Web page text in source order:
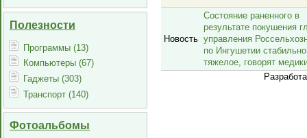
Полезности
Программы (13)
Компьютеры (67)
Гаджеты (303)
Транспорт (140)
Фотоальбомы
Новость
Состояние раненного в
результате покушения
управления
по Ингушетии стабильно
тяжелое, говорят